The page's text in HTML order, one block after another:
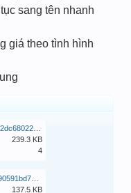
sang tên nhanh
giá theo tình hình
239.3 KB
4
137.5 KB